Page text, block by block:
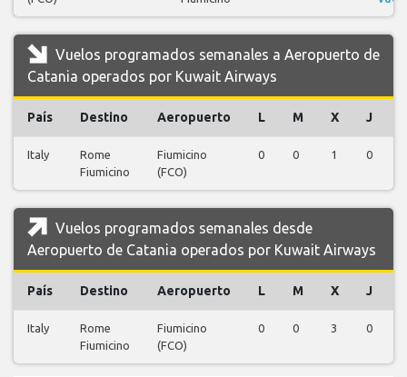
Vuelos programados semanales a Aeropuerto de
Catania operados por Kuwait Airways
País Destino Aeropuerto L M X J
Italy
Rome
Fiumicino
Fiumicino
(FCO)
0 0 1 0
Vuelos programados semanales desde
Aeropuerto de Catania operados por Kuwait Airways
País Destino Aeropuerto L M X J
Italy
Rome
Fiumicino
Fiumicino
(FCO)
0 0 3 0